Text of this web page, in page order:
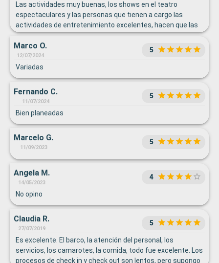
Las actividades muy buenas, los shows en el teatro
espectaculares y las personas que tienen a cargo las
actividades de entretenimiento excelentes, hacen que las
huespedes se involucren.
Marco O.
12/07/2024
5
Variadas
Fernando C.
11/07/2024
5
Bien planeadas
Marcelo G.
11/09/2023
5
Angela M.
14/05/2023
4
No opino
Claudia R.
27/07/2019
5
Es excelente. El barco, la atención del personal, los
servicios, los camarotes, la comida, todo fue excelente. Los
procesos de check in y check out son lentos, pero supongo